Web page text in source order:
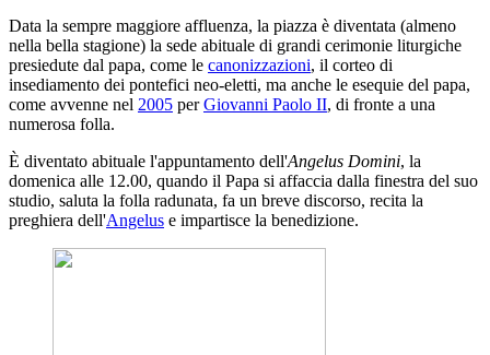
Data la sempre maggiore affluenza, la piazza è diventata (almeno
nella bella stagione) la sede abituale di grandi cerimonie liturgiche
presiedute dal papa, come le canonizzazioni, il corteo di
insediamento dei pontefici neo-eletti, ma anche le esequie del papa,
come avvenne nel 2005 perGiovanni Paolo II, di fronte a una
numerosa folla.
È diventato abituale l'appuntamento dell'Angelus Domini, la
domenica alle 12.00, quando il Papa si affaccia dalla finestra del suo
studio, saluta la folla radunata, fa un breve discorso, recita la
preghiera dell'Angelus e impartisce la benedizione.